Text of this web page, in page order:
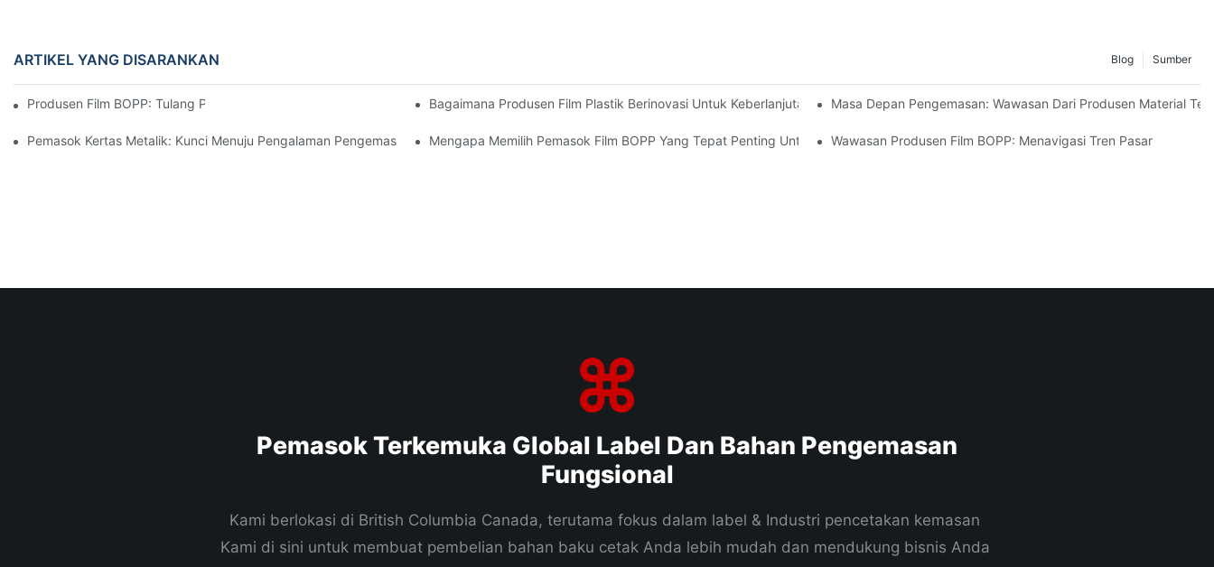
ARTIKEL YANG DISARANKAN Sumber
Blog
Produsen Film BOPP: Tulang Punggung Kemasan Fleksibel Bagaimana Produsen Film Plastik Berinovasi Untuk Keberlanjutan Masa Depan Pengemasan: Wawasan Dari Produsen Material
Pemasok Kertas Metalik: Kunci Menuju Pengalaman Pengemasan MewahMengapa Memilih Pemasok Film BOPP Yang Tepat Penting Untuk Bisnis AndaWawasan Produsen Film BOPP: Menavigasi Tren Pasar
Pemasok Terkemuka Global Label Dan Bahan Pengemasan
Fungsional
Kami berlokasi di British Columbia Canada, terutama fokus dalam label & Industri pencetakan kemasan
Kami di sini untuk membuat pembelian bahan baku cetak Anda lebih mudah dan mendukung bisnis Anda